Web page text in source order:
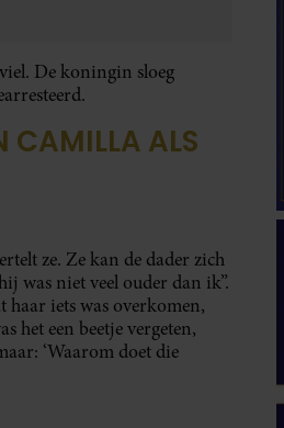
De koningin sloeg
CAMILLA ALS
ze. Ze kan de dader zich
was niet veel ouder dan ik”.
haar iets was overkomen,
het een beetje vergeten,
‘Waarom doet die